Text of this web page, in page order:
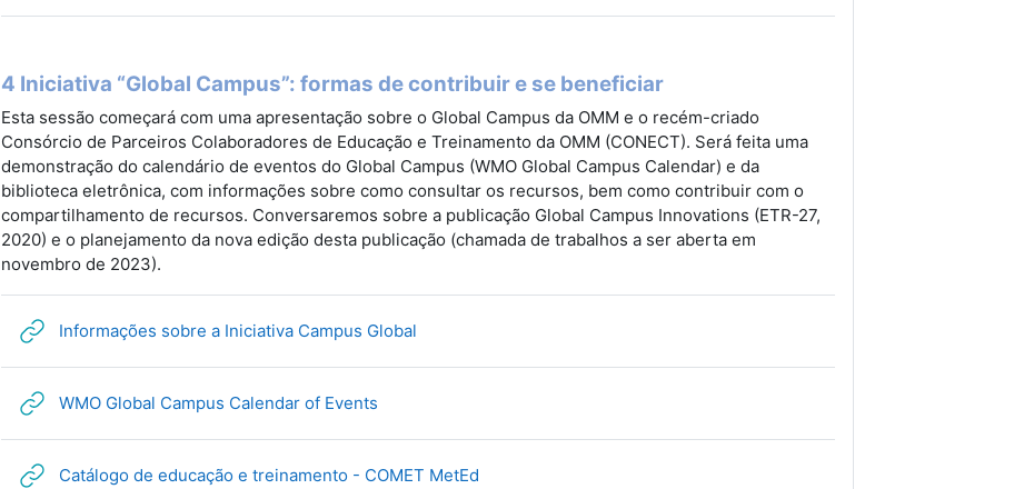
4 Iniciativa “Global Campus”: formas de contribuir e se beneficiar
Esta sessão começará com uma apresentação sobre o Global Campus da OMM e o recém-criado
Consórcio de Parceiros Colaboradores de Educação e Treinamento da OMM (CONECT). Será feita uma
demonstração do calendário de eventos do Global Campus (WMO Global Campus Calendar) e da
biblioteca eletrônica, com informações sobre como consultar os recursos, bem como contribuir com o
compartilhamento de recursos. Conversaremos sobre a publicação Global Campus Innovations (ETR-27,
2020) e o planejamento da nova edição desta publicação (chamada de trabalhos a ser aberta em
novembro de 2023).
Informações sobre a Iniciativa Campus GlobalURL
WMO Global Campus Calendar of EventsURL
Catálogo de educação e treinamento - COMET MetEdURL